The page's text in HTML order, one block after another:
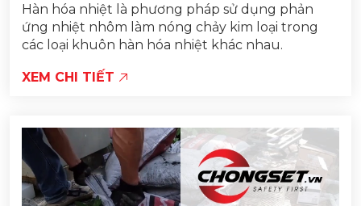
Hàn hóa nhiệt là phương pháp sử dụng phản
ứng nhiệt nhôm làm nóng chảy kim loại trong
các loại khuôn hàn hóa nhiệt khác nhau.
XEM CHI TIẾT